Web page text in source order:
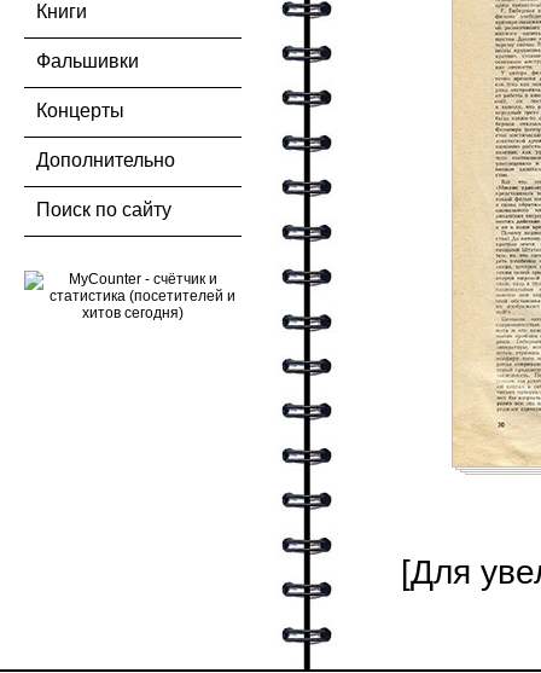
Книги
Фальшивки
Концерты
Дополнительно
Поиск по сайту
[Для